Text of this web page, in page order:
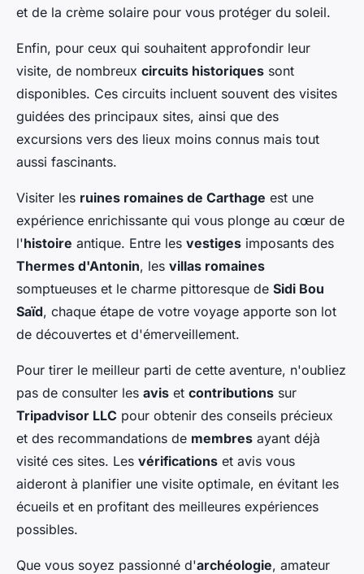
et de la crème solaire pour vous protéger du soleil.
Enfin, pour ceux qui souhaitent approfondir leur
visite, de nombreux circuits historiques sont
disponibles. Ces circuits incluent souvent des visites
guidées des principaux sites, ainsi que des
excursions vers des lieux moins connus mais tout
aussi fascinants.
Visiter les ruines romaines de Carthage est une
expérience enrichissante qui vous plonge au cœur de
l'histoire antique. Entre les vestiges imposants des
Thermes d'Antonin, les villas romaines
somptueuses et le charme pittoresque de Sidi Bou
Saïd, chaque étape de votre voyage apporte son lot
de découvertes et d'émerveillement.
Pour tirer le meilleur parti de cette aventure, n'oubliez
pas de consulter les avis et contributions sur
Tripadvisor LLC pour obtenir des conseils précieux
et des recommandations de membres ayant déjà
visité ces sites. Les vérifications et avis vous
aideront à planifier une visite optimale, en évitant les
écueils et en profitant des meilleures expériences
possibles.
Que vous soyez passionné d'archéologie, amateur